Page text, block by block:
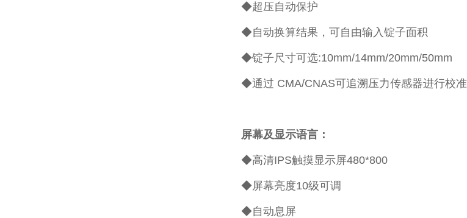
◆超压自动保护
◆自动换算结果，可自由输入锭子面积
◆锭子尺寸可选:10mm/14mm/20mm/50mm
◆通过 CMA/CNAS可追溯压力传感器进行校准
屏幕及显示语言：
◆高清IPS触摸显示屏480*800
◆屏幕亮度10级可调
◆自动息屏